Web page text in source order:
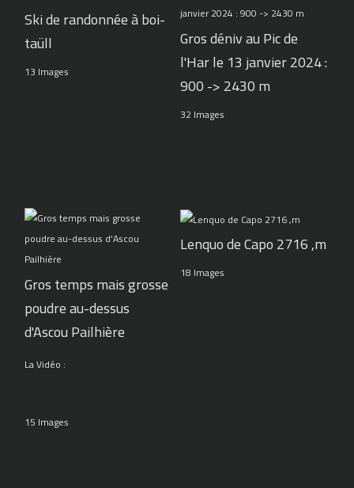
Ski de randonnée à boi-
taüll
13 Images
Gros déniv au Pic de
l'Har le 13 janvier 2024 :
900 -> 2430 m
32 Images
Gros temps mais grosse
poudre au-dessus
d'Ascou Pailhière
La Vidéo :
15 Images
Lenquo de Capo 2716 ,m
18 Images